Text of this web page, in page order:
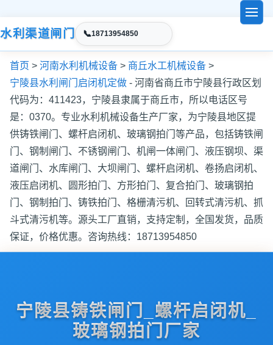
水利渠道闸门 📞18713954850
首页 > 河南水利机械设备 > 商丘水工机械设备 >
宁陵县水利闸门启闭机定做 - 河南省商丘市宁陵县行政区划
代码为：411423，宁陵县隶属于商丘市，所以电话区号
是：0370。专业水利机械设备生产厂家，为宁陵县地区提
供铸铁闸门、螺杆启闭机、玻璃钢拍门等产品，包括铸铁闸
门、钢制闸门、不锈钢闸门、机闸一体闸门、液压钢坝、渠
道闸门、水库闸门、大坝闸门、螺杆启闭机、卷扬启闭机、
液压启闭机、圆形拍门、方形拍门、复合拍门、玻璃钢拍
门、钢制拍门、铸铁拍门、格栅清污机、回转式清污机、抓
斗式清污机等。源头工厂直销，支持定制，全国发货，品质
保证，价格优惠。咨询热线：18713954850
宁陵县铸铁闸门_螺杆启闭机_
玻璃钢拍门厂家